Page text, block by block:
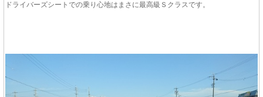
ドライバーズシートでの乗り心地はまさに最高級Ｓクラスです。